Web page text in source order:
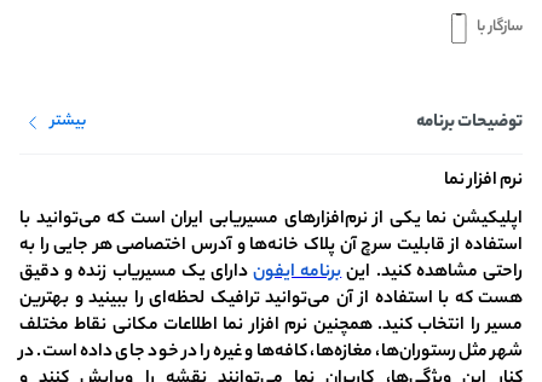
سازگار با
توضیحات برنامه بیشتر
نرم افزار نما
اپلیکیشن نما یکی از نرم‌افزارهای مسیریابی ایران است که می‌توانید با
استفاده از قابلیت سرچ آن پلاک خانه‌ها و آدرس اختصاصی هر جایی را به
راحتی مشاهده کنید. اینبرنامه ایفوندارای یک مسیریاب زنده و دقیق
هست که با استفاده از آن می‌توانید ترافیک لحظه‌ای را ببینید و بهترین
مسیر را انتخاب کنید. همچنین نرم افزار نما اطلاعات مکانی نقاط مختلف
شهر مثل رستوران‌ها، مغازه‌ها، کافه‌ها و غیره را در خود جای داده است. در